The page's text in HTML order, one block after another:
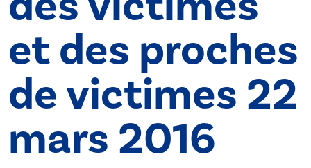
et des proches
de victimes 22
mars 2016